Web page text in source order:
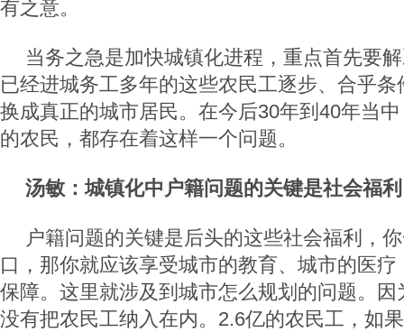
有之意。
当务之急是加快城镇化进程，重点首先要
已经进城务工多年的这些农民工逐步、合乎
换成真正的城市居民。在今后30年到40年当
的农民，都存在着这样一个问题。
汤敏：城镇化中户籍问题的关键是社会福利
户籍问题的关键是后头的这些社会福利，
口，那你就应该享受城市的教育、城市的医
保障。这里就涉及到城市怎么规划的问题。
没有把农民工纳入在内。2.6亿的农民工，如